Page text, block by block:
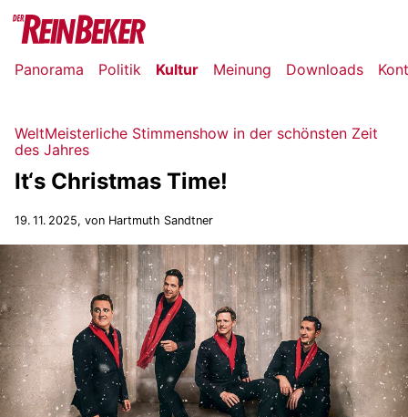
Panorama Politik Kultur Meinung Downloads
WeltMeisterliche Stimmenshow in der schönsten Zeit
des Jahres
It‘s Christmas Time!
19. 11. 2025, von Hartmuth Sandtner